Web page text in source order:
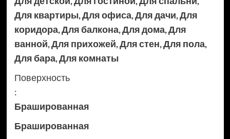
Для квартиры,Для офиса,Для дачи,Для
коридора,Для балкона,Для дома,Для
ванной,Для прихожей,Для стен,Для пола,
Для бара,Для комнаты
Поверхность
:
Брашированная
Брашированная